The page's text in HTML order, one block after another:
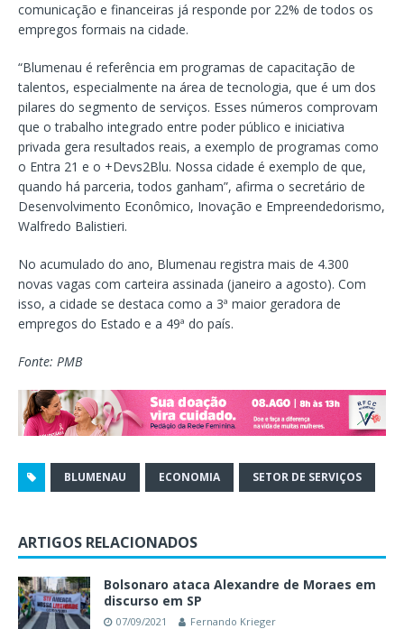
comunicação e financeiras já responde por 22% de todos os
empregos formais na cidade.
“Blumenau é referência em programas de capacitação de
talentos, especialmente na área de tecnologia, que é um dos
pilares do segmento de serviços. Esses números comprovam
que o trabalho integrado entre poder público e iniciativa
privada gera resultados reais, a exemplo de programas como
o Entra 21 e o +Devs2Blu. Nossa cidade é exemplo de que,
quando há parceria, todos ganham”, afirma o secretário de
Desenvolvimento Econômico, Inovação e Empreendedorismo,
Walfredo Balistieri.
No acumulado do ano, Blumenau registra mais de 4.300
novas vagas com carteira assinada (janeiro a agosto). Com
isso, a cidade se destaca como a 3ª maior geradora de
empregos do Estado e a 49ª do país.
Fonte: PMB
BLUMENAU ECONOMIA SETOR DE SERVIÇOS
ARTIGOS RELACIONADOS
Bolsonaro ataca Alexandre de Moraes em
discurso em SP
07/09/2021 Fernando Krieger